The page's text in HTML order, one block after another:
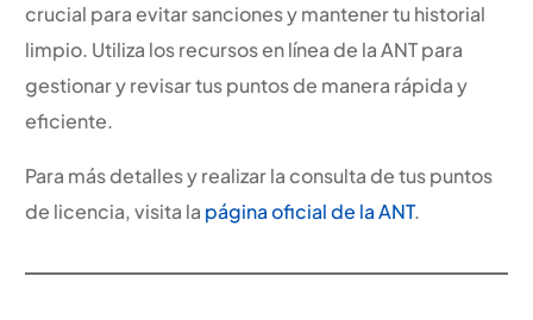
crucial para evitar sanciones y mantener tu historial
limpio. Utiliza los recursos en línea de la ANT para
gestionar y revisar tus puntos de manera rápida y
eficiente.
Para más detalles y realizar la consulta de tus puntos
de licencia, visita la página oficial de la ANT.